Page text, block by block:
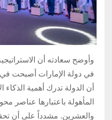
وأوضح سعادته أن
في دولة الإمارات أصبحت في
أن الدولة تدرك أهمية
المأهولة باعتبارها عناصر
والعشرين. مشدداً على أن